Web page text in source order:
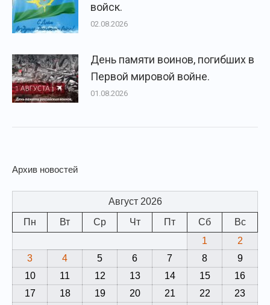
войск.
02.08.2026
День памяти воинов, погибших в
Первой мировой войне.
01.08.2026
Архив новостей
Август 2026
Пн
Вт Ср Чт Пт Сб
Вс
1
2
3
4 5 6 7 8
9
10
11 12 13 14 15
16
17
18 19 20 21 22
23